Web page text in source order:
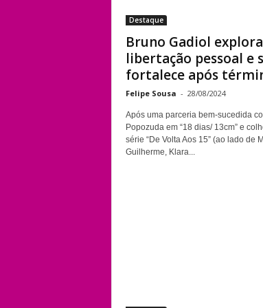
Destaque
Bruno Gadiol explora
libertação pessoal e
fortalece após
Felipe Sousa - 28/08/2024
Após uma parceria bem-sucedida
Popozuda em “18 dias/ 13cm” e
série “De Volta Aos 15” (ao lado de
Guilherme, Klara...